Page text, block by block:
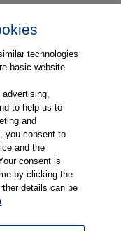
technologies
basic website
to help us to
and
you consent to
and the
consent is
by clicking the
details can be
.